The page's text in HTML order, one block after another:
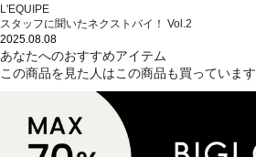
L'EQUIPE
スタッフに聞いたネクストバイ！ Vol.2
2025.08.08
あなたへのおすすめアイテム
この商品を見た人はこの商品も買っています